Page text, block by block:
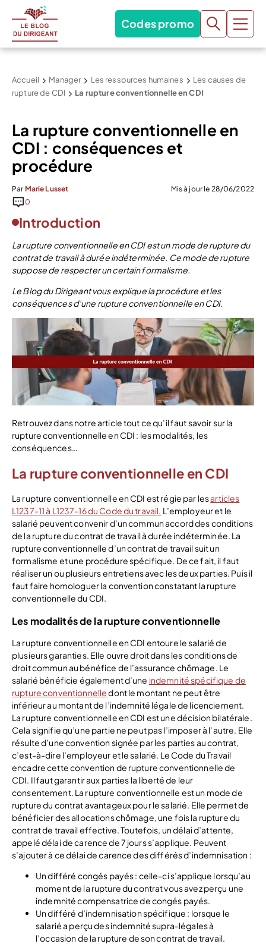
Codes promo
Accueil Manager Les ressources humaines
Les causes de
rupture de CDI
La rupture conventionnelle en CDI
La rupture conventionnelle en
CDI : conséquences et
procédure
Par Marie Lusset
Mis à jour le 28/06/2022
0
Introduction
La rupture conventionnelle en CDI est un mode de rupture du
contrat de travail à durée indéterminée. Ce mode de rupture
suppose de respecter un certain formalisme.
Le Blog du Dirigeant vous explique la procédure et les
conséquences d’une rupture conventionnelle en CDI.
Retrouvez dans notre article tout ce qu’il faut savoir sur la
rupture conventionnelle en CDI : les modalités, les
conséquences…
La rupture conventionnelle en CDI
La rupture conventionnelle en CDI est régie par lesarticles
L1237-11 à L1237-16 du Code du travail. L’employeur et le
salarié peuvent convenir d’un commun accord des conditions
de la rupture du contrat de travail à durée indéterminée. La
rupture conventionnelle d’un contrat de travail suit un
formalisme et une procédure spécifique. De ce fait, il faut
réaliser un ou plusieurs entretiens avec les deux parties. Puis il
faut faire homologuer la convention constatant la rupture
conventionnelle du CDI.
Les modalités de la rupture conventionnelle
La rupture conventionnelle en CDI entoure le salarié de
plusieurs garanties. Elle ouvre droit dans les conditions de
droit commun au bénéfice de l’assurance chômage. Le
salarié bénéficie également d’une indemnité spécifique de
rupture conventionnelledont le montant ne peut être
inférieur au montant de l’indemnité légale de licenciement.
La rupture conventionnelle en CDI est une décision bilatérale.
Cela signifie qu’une partie ne peut pas l’imposer à l’autre. Elle
résulte d’une convention signée par les parties au contrat,
c’est-à-dire l’employeur et le salarié. Le Code du Travail
encadre cette convention de rupture conventionnelle de
CDI. Il faut garantir aux parties la liberté de leur
consentement. La rupture conventionnelle est un mode de
rupture du contrat avantageux pour le salarié. Elle permet de
bénéficier des allocations chômage, une fois la rupture du
contrat de travail effective. Toutefois, un délai d’attente,
appelé délai de carence de 7 jours s’applique. Peuvent
s’ajouter à ce délai de carence des différés d’indemnisation :
Un différé congés payés : celle-ci s’applique lorsqu’au
moment de la rupture du contrat vous avez perçu une
indemnité compensatrice de congés payés.
Un différé d’indemnisation spécifique : lorsque le
salarié a perçu des indemnité supra-légales à
l’occasion de la rupture de son contrat de travail.